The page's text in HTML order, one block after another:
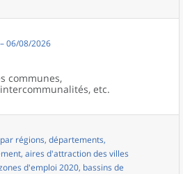
06/08/2026
communes,
etc.
régions, départements,
aires d'attraction des villes
d'emploi 2020, bassins de